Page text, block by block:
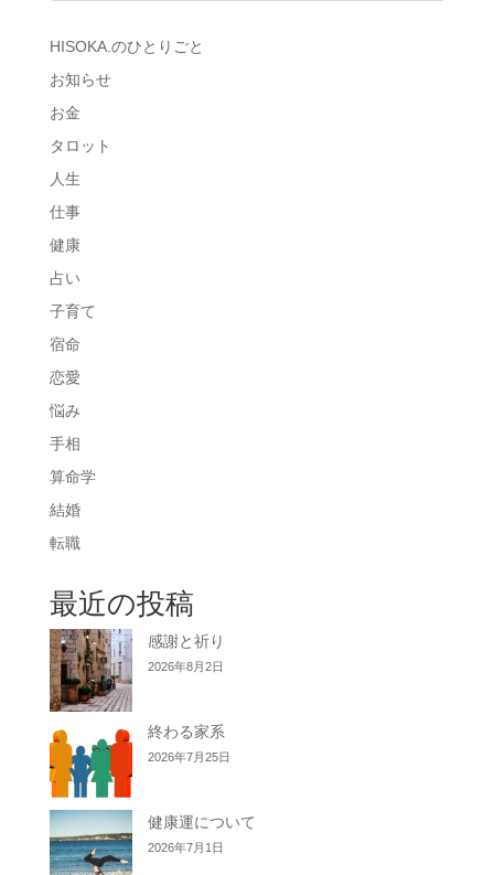
HISOKA.のひとりごと
お知らせ
お金
タロット
人生
仕事
健康
占い
子育て
宿命
恋愛
悩み
手相
算命学
結婚
転職
最近の投稿
感謝と祈り
2026年8月2日
終わる家系
2026年7月25日
健康運について
2026年7月1日